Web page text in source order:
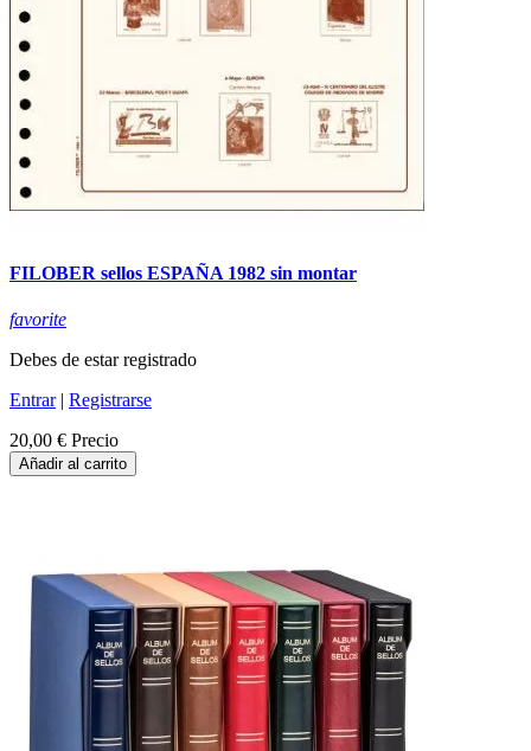
FILOBER sellos ESPAÑA 1982 sin montar
favorite
Debes de estar registrado
Entrar| Registrarse
20,00 € Precio
Añadir al carrito